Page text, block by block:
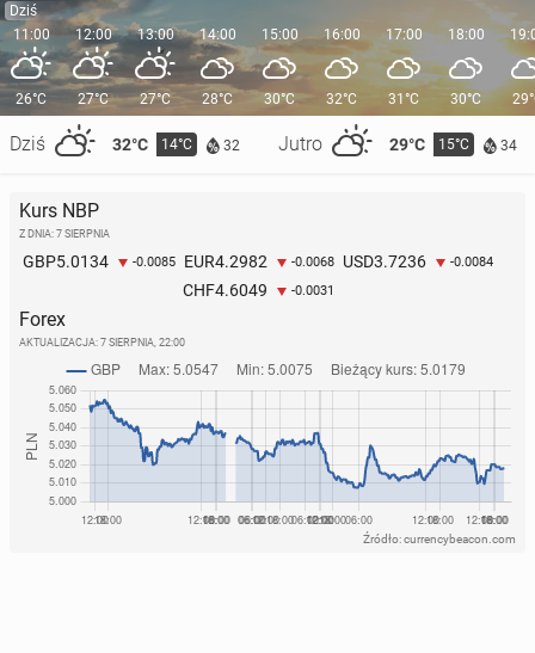
Dziś
11:00
26°C
Dziś 32°C 14°C 32 Jutro 29°C 15°C 34
12:00
27°C
13:00
27°C
14:00
28°C
15:00
30°C
16:00
32°C
17:00
31°C
18:00
30°C
Kurs NBP
Z DNIA: 7 SIERPNIA
GBP5.0134 -0.0085 EUR4.2982 -0.0068 USD3.7236 -0.0084
CHF4.6049 -0.0031
Forex
AKTUALIZACJA: 7 SIERPNIA, 22:00
Źródło: currencybeacon.com